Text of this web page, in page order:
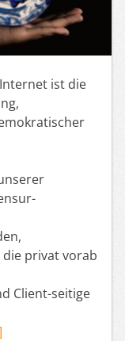
ist die
privat vorab
Client-seitige